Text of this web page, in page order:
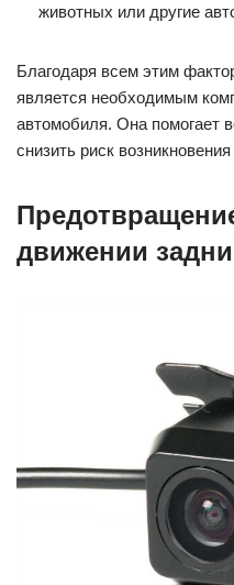
животных или другие
Благодаря всем этим
является необходимым
автомобиля. Она помогает
снизить риск
движении